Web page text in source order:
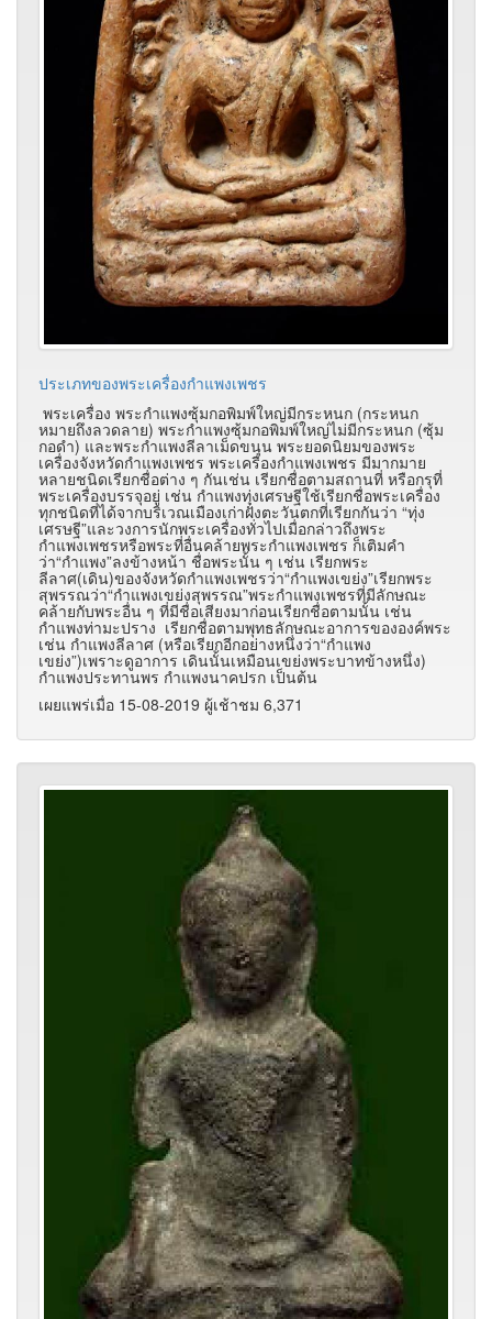
ประเภทของพระเครื่องกำแพงเพชร
พระเครื่อง พระกำแพงซุ้มกอพิมพ์ใหญ่มีกระหนก (กระหนก
หมายถึงลวดลาย) พระกำแพงซุ้มกอพิมพ์ใหญ่ไม่มีกระหนก (ซุ้ม
กอดำ) และพระกำแพงลีลาเม็ดขนุน พระยอดนิยมของพระ
เครื่องจังหวัดกำแพงเพชร พระเครื่องกำแพงเพชร มีมากมาย
หลายชนิดเรียกชื่อต่าง ๆ กันเช่น เรียกชื่อตามสถานที่ หรือกรุที่
พระเครื่องบรรจุอยู่ เช่น กำแพงทุ่งเศรษฐีใช้เรียกชื่อพระเครื่อง
ทุกชนิดที่ได้จากบริเวณเมืองเก่าฝั่งตะวันตกที่เรียกกันว่า “ทุ่ง
เศรษฐี”และวงการนักพระเครื่องทั่วไปเมื่อกล่าวถึงพระ
กำแพงเพชรหรือพระที่อื่นคล้ายพระกำแพงเพชร ก็เติมคำ
ว่า“กำแพง”ลงข้างหน้า ชื่อพระนั้น ๆ เช่น เรียกพระ
ลีลาศ(เดิน)ของจังหวัดกำแพงเพชรว่า“กำแพงเขย่ง”เรียกพระ
สุพรรณว่า“กำแพงเขย่งสุพรรณ”พระกำแพงเพชรที่มีลักษณะ
คล้ายกับพระอื่น ๆ ที่มีชื่อเสียงมาก่อนเรียกชื่อตามนั้น เช่น
กำแพงท่ามะปราง เรียกชื่อตามพุทธลักษณะอาการขององค์พระ
เช่น กำแพงลีลาศ (หรือเรียกอีกอย่างหนึ่งว่า“กำแพง
เขย่ง”)เพราะดูอาการ เดินนั้นเหมือนเขย่งพระบาทข้างหนึ่ง)
กำแพงประทานพร กำแพงนาคปรก เป็นต้น
เผยแพร่เมื่อ 15-08-2019 ผู้เช้าชม 6,371